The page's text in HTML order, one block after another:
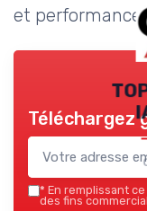
et performance
Téléchargez
* En remplissant
des fins